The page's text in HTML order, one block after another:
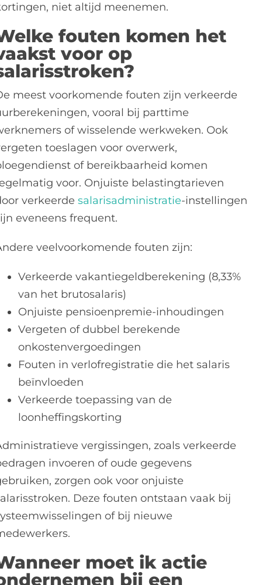
niet altijd meenemen.
fouten komen het
voor op
meest voorkomende fouten zijn verkeerde
vooral bij parttime
of wisselende werkweken. Ook
toeslagen voor overwerk,
of bereikbaarheid komen
voor. Onjuiste belastingtarieven
verkeerdesalarisadministratie-instellingen
eveneens frequent.
veelvoorkomende fouten zijn:
Verkeerde vakantiegeldberekening (8,33%
van het brutosalaris)
Onjuiste pensioenpremie-inhoudingen
Vergeten of dubbel berekende
onkostenvergoedingen
Fouten in verlofregistratie die het salaris
beïnvloeden
Verkeerde toepassing van de
loonheffingskorting
vergissingen, zoals verkeerde
invoeren of oude gegevens
zorgen ook voor onjuiste
Deze fouten ontstaan vaak bij
of bij nieuwe
moet ik actie
bij een